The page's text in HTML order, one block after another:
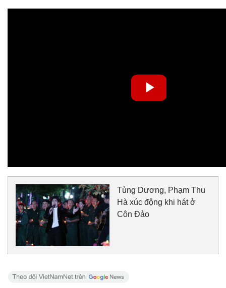
Tùng Dương, Phạm Thu
Hà xúc động khi hát ở
Côn Đảo